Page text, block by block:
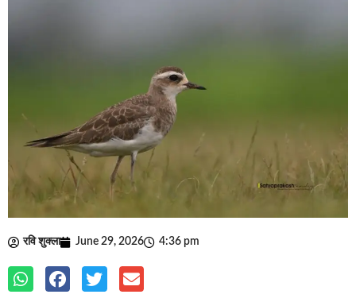
रवि शुक्ला June 29, 2026 4:36 pm